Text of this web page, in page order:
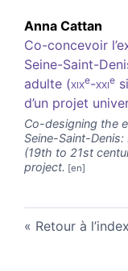
Anna Cattan
Co-concevoir
Seine-Saint-
adulte (xixe-xxie
d’un projet
Co-designing the
Seine-Saint-
(19th to 21st
project.
Retour à l’index